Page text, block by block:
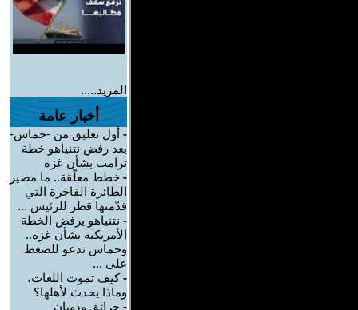
المزيد.....
أخبار عامة
- أول تعليق من -حماس-
بعد رفض نتنياهو خطة
ترامب بشأن غزة
- خطط معلّقة.. ما مصير
الطائرة الفاخرة التي
قدّمتها قطر للرئيس ...
- نتنياهو يرفض الخطة
الأمريكية بشأن غزة..
وحماس تدعو للضغط
على ...
-كيف تموت اللغات،
وماذا يحدث لأهلها؟
- حرائق وذوبان